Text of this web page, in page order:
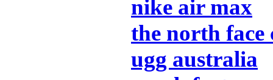
nike air max
the north face
ugg australia